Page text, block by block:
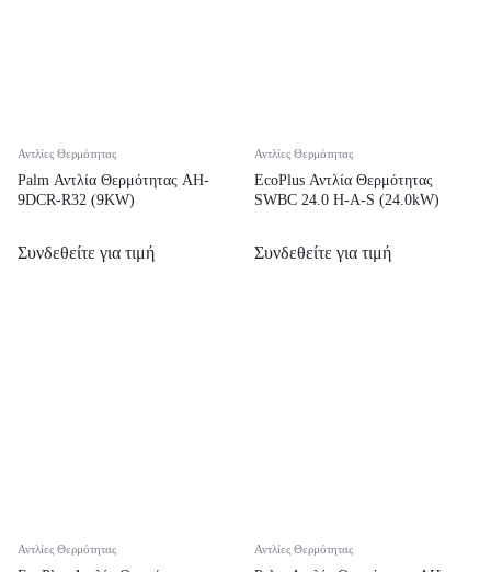
Αντλίες Θερμότητας
Palm Αντλία Θερμότητας AH-
9DCR-R32 (9KW)
Συνδεθείτε για τιμή
Αντλίες Θερμότητας
EcoPlus Αντλία Θερμότητας
SWBC 24.0 H-A-S (24.0kW)
Συνδεθείτε για τιμή
Αντλίες Θερμότητας Αντλίες Θερμότητας